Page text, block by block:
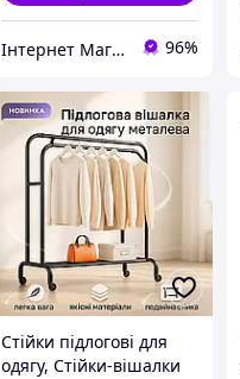
Інтернет Магазин "Tano" 96%
Стійки підлогові для
одягу, Стійки-вішалки